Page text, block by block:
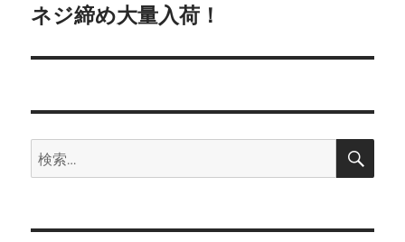
ゲ
ー
ン
次
投
ネジ締め大量入荷！
検
索:
検